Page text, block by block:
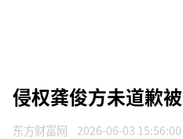
侵权龚俊方未道歉
东方财富网 2026-06-03 15:56:00